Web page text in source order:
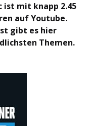
ist mit knapp 2.45
auf Youtube.
gibt es hier
Themen.